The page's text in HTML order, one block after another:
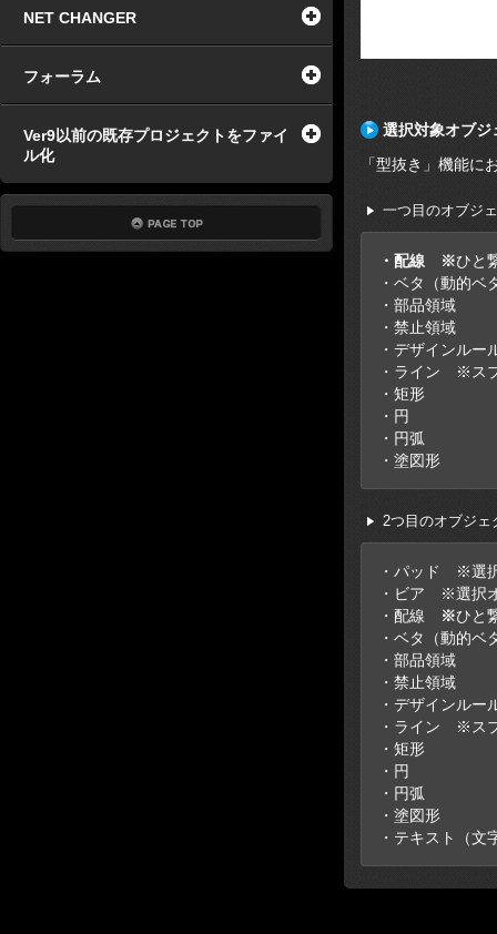
NET CHANGER
フォーラム
Ver9以前の既存プロジェクトをファイ
ル化
選択対象オブジ
「型抜き」機能に
一つ目のオブジ
・配線 ※ひと
・ベタ（動的ベ
・部品領域
・禁止領域
・デザインルー
・ライン ※ス
・矩形
・円
・円弧
・塗図形
2つ目のオブジェ
・パッド ※選
・ビア ※選択
・配線
※ひと
・ベタ（動的ベ
・部品領域
・禁止領域
・デザインルー
・ライン ※ス
・矩形
・円
・円弧
・塗図形
・テキスト（文